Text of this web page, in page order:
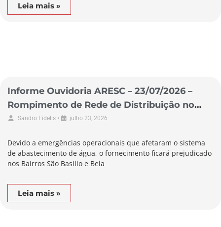
Leia mais »
Informe Ouvidoria ARESC – 23/07/2026 –
Rompimento de Rede de Distribuição no
Município de Braço do Norte
Sandro Fidelis • julho 23, 2026
Devido a emergências operacionais que afetaram o sistema
de abastecimento de água, o fornecimento ficará prejudicado
nos Bairros São Basílio e Bela
Leia mais »